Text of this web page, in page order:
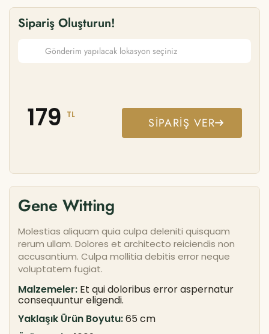
Gene Witting
Molestias aliquam quia culpa deleniti quisquam
rerum ullam. Dolores et architecto reiciendis non
accusantium. Culpa mollitia debitis error neque
voluptatem fugiat.
Malzemeler: Et qui doloribus error aspernatur
consequuntur eligendi.
Yaklaşık Ürün Boyutu:65 cm
Sipariş Oluşturun!
179 TL
SIPARIŞ VER